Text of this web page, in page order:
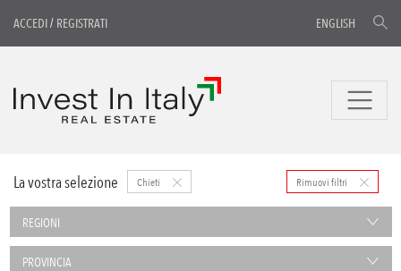
ACCEDI/ REGISTRATI ENGLISH
La vostra selezione Chieti Rimuovi filtri
REGIONI
PROVINCIA